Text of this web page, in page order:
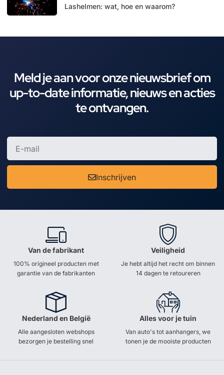
Lashelmen: wat, hoe en waarom?
Meld je aan voor onze nieuwsbrief om
up-to-date informatie, nieuws en acties
te ontvangen.
Inschrijven
Van de fabrikant
100% origineel producten met
garantie van de fabrikanten
Veiligheid
Je hebt altijd het recht om binnen
14 dagen te retoureren
Nederland en België
Alle aangesloten webshops
bezorgen je bestelling snel
Alles voor je tuin
Van auto's tot aanhangers, we
tonen je de mooiste producten